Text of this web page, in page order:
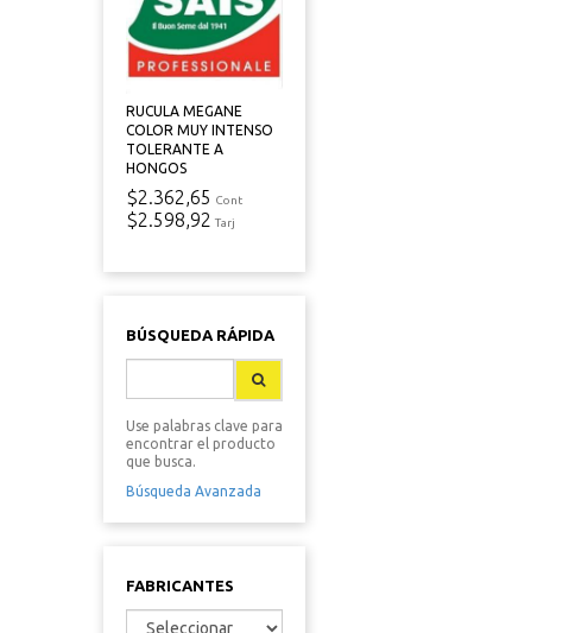
RUCULA MEGANE
COLOR MUY INTENSO
TOLERANTE A
HONGOS
$2.362,65 Cont
$2.598,92 Tarj
BÚSQUEDA RÁPIDA
Use palabras clave para
encontrar el producto
que busca.
Búsqueda Avanzada
FABRICANTES